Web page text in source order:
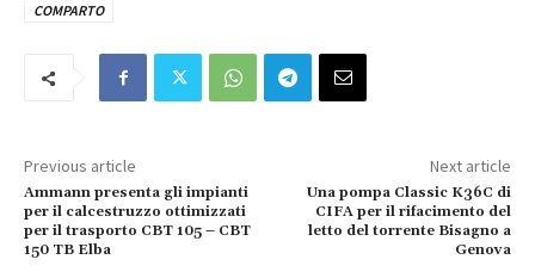
COMPARTO
Previous article
Ammann presenta gli impianti
per il calcestruzzo ottimizzati
per il trasporto CBT 105 – CBT
150 TB Elba
Next article
Una pompa Classic K36C di
CIFA per il rifacimento del
letto del torrente Bisagno a
Genova